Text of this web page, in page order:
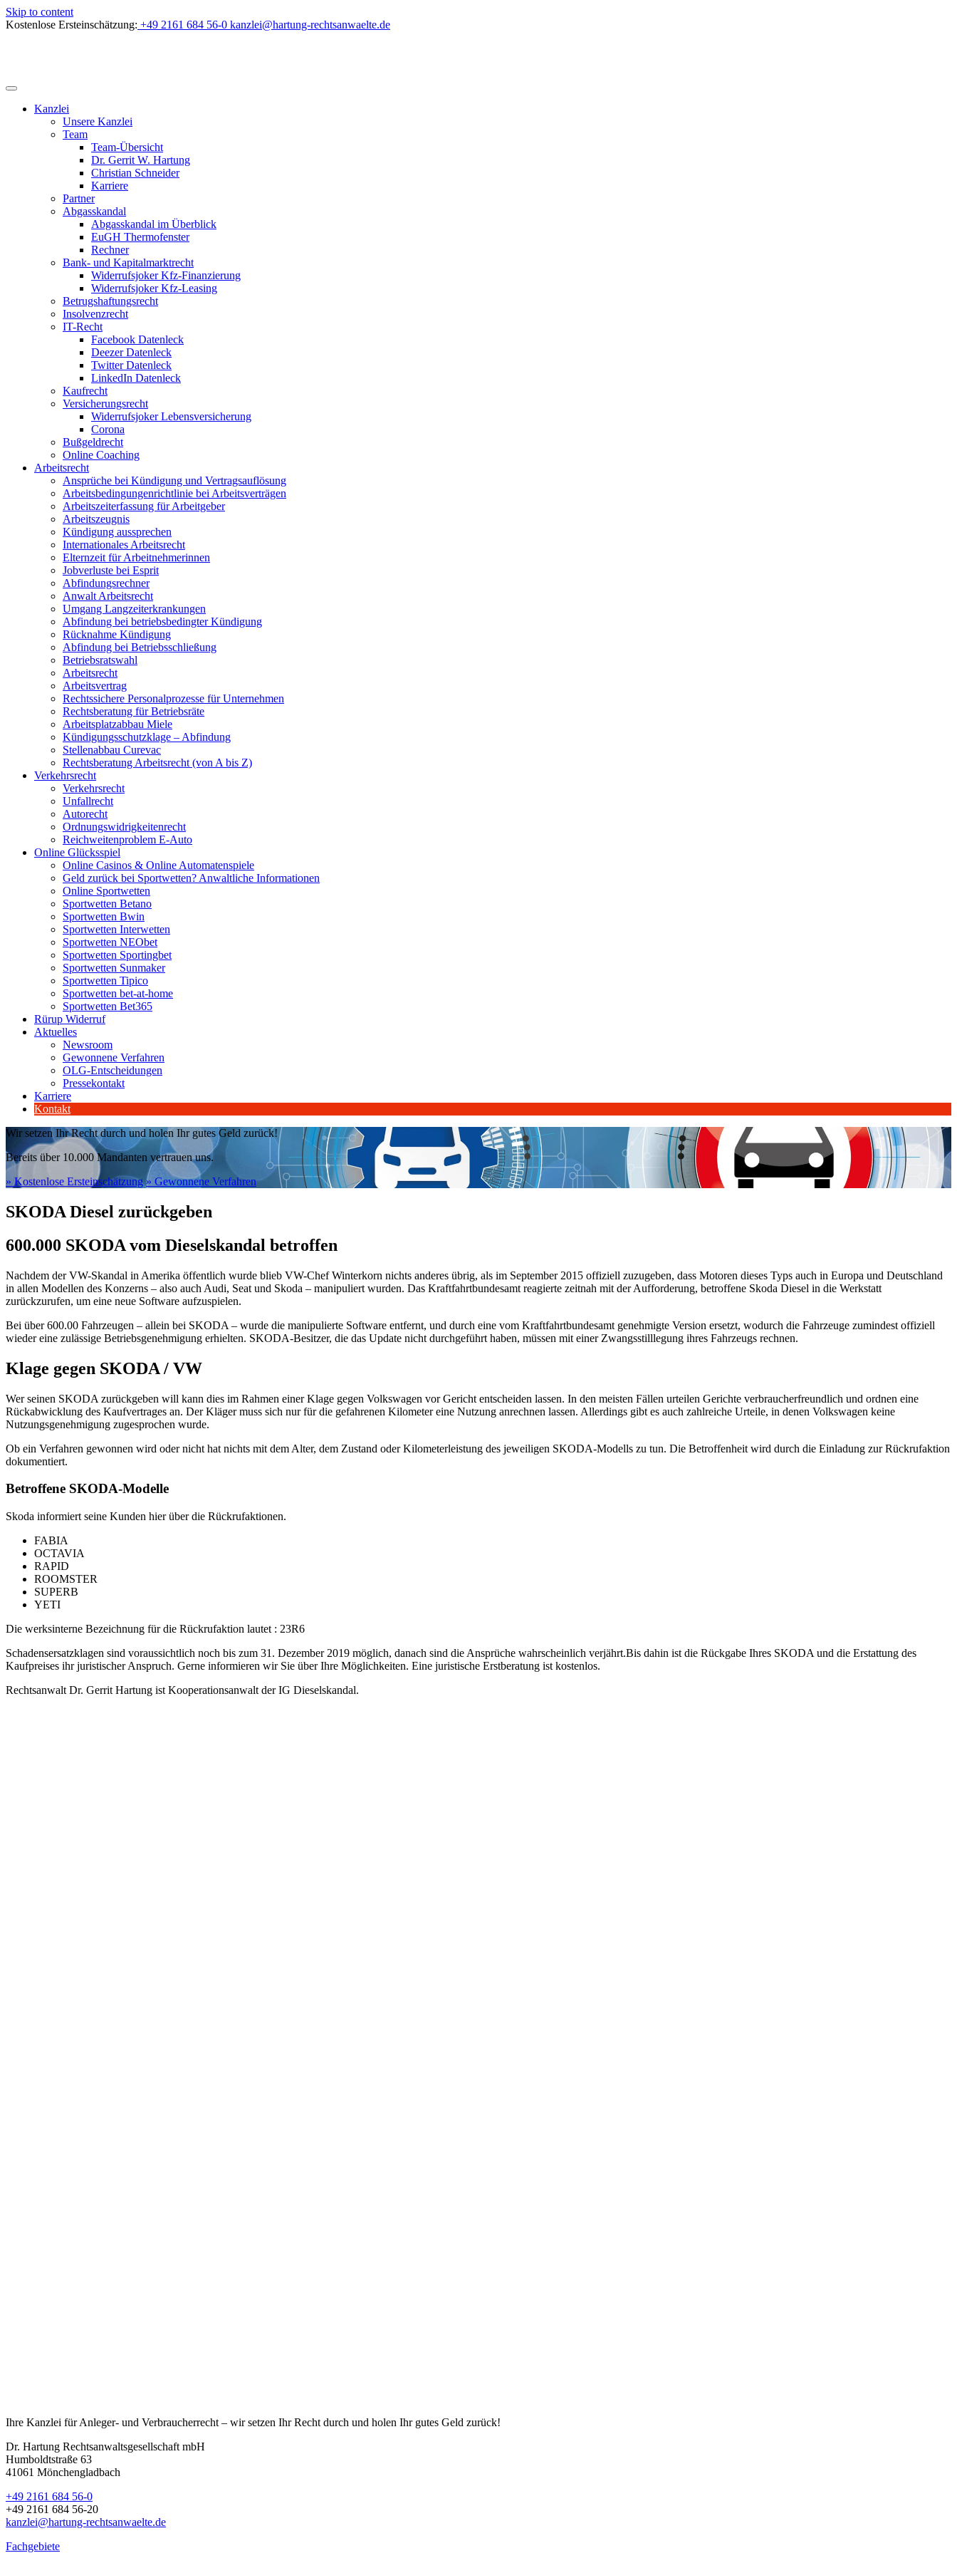
Skip to content
Kostenlose Ersteinschätzung: +49 2161 684 56-0 kanzlei@hartung-rechtsanwaelte.de
Kanzlei
Unsere Kanzlei
Team
Team-Übersicht
Dr. Gerrit W. Hartung
Christian Schneider
Karriere
Partner
Abgasskandal
Abgasskandal im Überblick
EuGH Thermofenster
Rechner
Bank- und Kapitalmarktrecht
Widerrufsjoker Kfz-Finanzierung
Widerrufsjoker Kfz-Leasing
Betrugshaftungsrecht
Insolvenzrecht
IT-Recht
Facebook Datenleck
Deezer Datenleck
Twitter Datenleck
LinkedIn Datenleck
Kaufrecht
Versicherungsrecht
Widerrufsjoker Lebensversicherung
Corona
Bußgeldrecht
Online Coaching
Arbeitsrecht
Ansprüche bei Kündigung und Vertragsauflösung
Arbeitsbedingungenrichtlinie bei Arbeitsverträgen
Arbeitszeiterfassung für Arbeitgeber
Arbeitszeugnis
Kündigung aussprechen
Internationales Arbeitsrecht
Elternzeit für Arbeitnehmerinnen
Jobverluste bei Esprit
Abfindungsrechner
Anwalt Arbeitsrecht
Umgang Langzeiterkrankungen
Abfindung bei betriebsbedingter Kündigung
Rücknahme Kündigung
Abfindung bei Betriebsschließung
Betriebsratswahl
Arbeitsrecht
Arbeitsvertrag
Rechtssichere Personalprozesse für Unternehmen
Rechtsberatung für Betriebsräte
Arbeitsplatzabbau Miele
Kündigungsschutzklage – Abfindung
Stellenabbau Curevac
Rechtsberatung Arbeitsrecht (von A bis Z)
Verkehrsrecht
Verkehrsrecht
Unfallrecht
Autorecht
Ordnungswidrigkeitenrecht
Reichweitenproblem E-Auto
Online Glücksspiel
Online Casinos & Online Automatenspiele
Geld zurück bei Sportwetten? Anwaltliche Informationen
Online Sportwetten
Sportwetten Betano
Sportwetten Bwin
Sportwetten Interwetten
Sportwetten NEObet
Sportwetten Sportingbet
Sportwetten Sunmaker
Sportwetten Tipico
Sportwetten bet-at-home
Sportwetten Bet365
Rürup Widerruf
Aktuelles
Newsroom
Gewonnene Verfahren
OLG-Entscheidungen
Pressekontakt
Karriere
Kontakt
Wir setzen Ihr Recht durch und holen Ihr gutes Geld zurück!
Bereits über 10.000 Mandanten vertrauen uns.
» Kostenlose Ersteinschätzung » Gewonnene Verfahren
SKODA Diesel zurückgeben
600.000 SKODA vom Dieselskandal betroffen
Nachdem der VW-Skandal in Amerika öffentlich wurde blieb VW-Chef Winterkorn nichts anderes übrig, als im September 2015 offiziell zuzugeben, dass Motoren dieses Typs auch in Europa und Deutschland
in allen Modellen des Konzerns – also auch Audi, Seat und Skoda – manipuliert wurden. Das Kraftfahrtbundesamt reagierte zeitnah mit der Aufforderung, betroffene Skoda Diesel in die Werkstatt
zurückzurufen, um eine neue Software aufzuspielen.
Bei über 600.00 Fahrzeugen – allein bei SKODA – wurde die manipulierte Software entfernt, und durch eine vom Kraftfahrtbundesamt genehmigte Version ersetzt, wodurch die Fahrzeuge zumindest offiziell
wieder eine zulässige Betriebsgenehmigung erhielten. SKODA-Besitzer, die das Update nicht durchgeführt haben, müssen mit einer Zwangsstilllegung ihres Fahrzeugs rechnen.
Klage gegen SKODA / VW
Wer seinen SKODA zurückgeben will kann dies im Rahmen einer Klage gegen Volkswagen vor Gericht entscheiden lassen. In den meisten Fällen urteilen Gerichte verbraucherfreundlich und ordnen eine
Rückabwicklung des Kaufvertrages an. Der Kläger muss sich nur für die gefahrenen Kilometer eine Nutzung anrechnen lassen. Allerdings gibt es auch zahlreiche Urteile, in denen Volkswagen keine
Nutzungsgenehmigung zugesprochen wurde.
Ob ein Verfahren gewonnen wird oder nicht hat nichts mit dem Alter, dem Zustand oder Kilometerleistung des jeweiligen SKODA-Modells zu tun. Die Betroffenheit wird durch die Einladung zur Rückrufaktion
dokumentiert.
Betroffene SKODA-Modelle
Skoda informiert seine Kunden hier über die Rückrufaktionen.
FABIA
OCTAVIA
RAPID
ROOMSTER
SUPERB
YETI
Die werksinterne Bezeichnung für die Rückrufaktion lautet : 23R6
Schadensersatzklagen sind voraussichtlich noch bis zum 31. Dezember 2019 möglich, danach sind die Ansprüche wahrscheinlich verjährt.Bis dahin ist die Rückgabe Ihres SKODA und die Erstattung des
Kaufpreises ihr juristischer Anspruch. Gerne informieren wir Sie über Ihre Möglichkeiten. Eine juristische Erstberatung ist kostenlos.
Rechtsanwalt Dr. Gerrit Hartung ist Kooperationsanwalt der IG Dieselskandal.
Ihre Kanzlei für Anleger- und Verbraucherrecht – wir setzen Ihr Recht durch und holen Ihr gutes Geld zurück!
Dr. Hartung Rechtsanwaltsgesellschaft mbH
Humboldtstraße 63
41061 Mönchengladbach
+49 2161 684 56-0
+49 2161 684 56-20
kanzlei@hartung-rechtsanwaelte.de
Fachgebiete